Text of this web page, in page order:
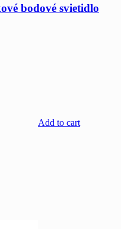
bodové svietidlo
Add to cart